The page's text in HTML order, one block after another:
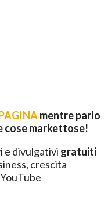
mentre parlo
cose markettose!
e divulgativi gratuiti
crescita